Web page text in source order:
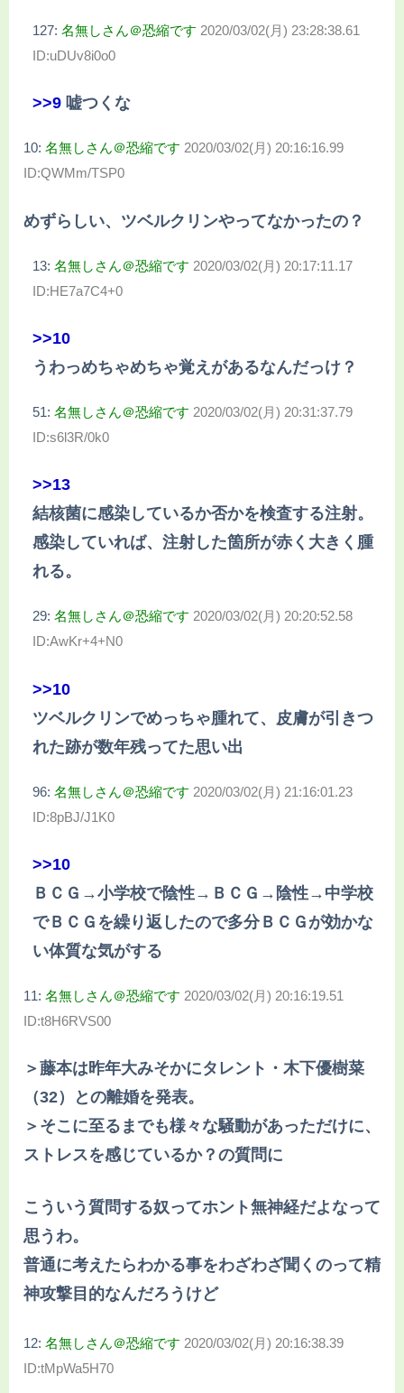
127: 名無しさん＠恐縮です 2020/03/02(月) 23:28:38.61
ID:uDUv8i0o0
>>9 嘘つくな
10: 名無しさん＠恐縮です 2020/03/02(月) 20:16:16.99
ID:QWMm/TSP0
めずらしい、ツベルクリンやってなかったの？
13: 名無しさん＠恐縮です 2020/03/02(月) 20:17:11.17
ID:HE7a7C4+0
>>10
うわっめちゃめちゃ覚えがあるなんだっけ？
51: 名無しさん＠恐縮です 2020/03/02(月) 20:31:37.79
ID:s6l3R/0k0
>>13
結核菌に感染しているか否かを検査する注射。
感染していれば、注射した箇所が赤く大きく腫
れる。
29: 名無しさん＠恐縮です 2020/03/02(月) 20:20:52.58
ID:AwKr+4+N0
>>10
ツベルクリンでめっちゃ腫れて、皮膚が引きつ
れた跡が数年残ってた思い出
96: 名無しさん＠恐縮です 2020/03/02(月) 21:16:01.23
ID:8pBJ/J1K0
>>10
ＢＣＧ→小学校で陰性→ＢＣＧ→陰性→中学校
でＢＣＧを繰り返したので多分ＢＣＧが効かな
い体質な気がする
11: 名無しさん＠恐縮です 2020/03/02(月) 20:16:19.51
ID:t8H6RVS00
＞藤本は昨年大みそかにタレント・木下優樹菜
（32）との離婚を発表。
＞そこに至るまでも様々な騒動があっただけに、
ストレスを感じているか？の質問に
こういう質問する奴ってホント無神経だよなって
思うわ。
普通に考えたらわかる事をわざわざ聞くのって精
神攻撃目的なんだろうけど
12: 名無しさん＠恐縮です 2020/03/02(月) 20:16:38.39
ID:tMpWa5H70